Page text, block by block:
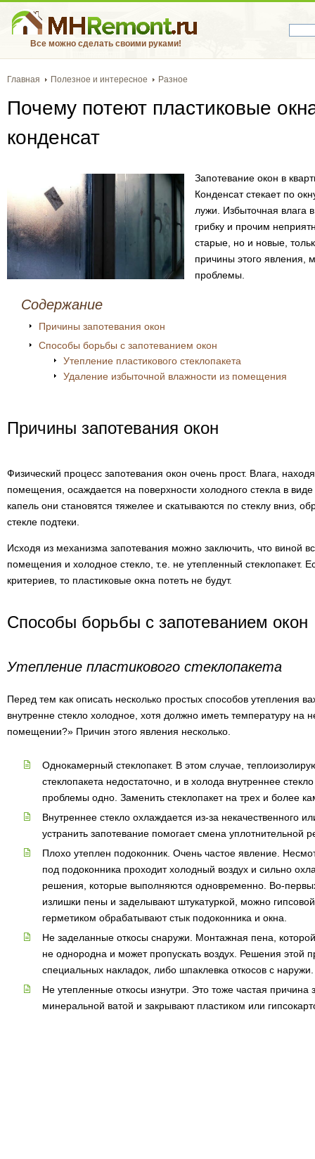
Все можно сделать своими руками!
Главная Полезное и интересное Разное
Почему потеют пластиковые
конденсат
Запотевание окон в
Конденсат стекает по
лужи. Избыточная влага
грибку и прочим
старые, но и новые,
причины этого явления,
проблемы.
Содержание
Причины запотевания окон
Способы борьбы с запотеванием окон
Утепление пластикового стеклопакета
Удаление избыточной влажности из помещения
Причины запотевания окон
Физический процесс запотевания окон очень прост. Влага,
помещения, осаждается на поверхности холодного стекла в
капель они становятся тяжелее и скатываются по стеклу вниз,
стекле подтеки.
Исходя из механизма запотевания можно заключить, что виной
помещения и холодное стекло, т.е. не утепленный стеклопакет.
критериев, то пластиковые окна потеть не будут.
Способы борьбы с запотеванием окон
Утепление пластикового стеклопакета
Перед тем как описать несколько простых способов утепления
внутренне стекло холодное, хотя должно иметь температуру на
помещении?» Причин этого явления несколько.
Однокамерный стеклопакет. В этом случае,
стеклопакета недостаточно, и в холода внутреннее
проблемы одно. Заменить стеклопакет на трех и более
Внутреннее стекло охлаждается из-за некачественного
устранить запотевание помогает смена уплотнительной
Плохо утеплен подоконник. Очень частое явление.
под подоконника проходит холодный воздух и сильно
решения, которые выполняются одновременно. Во-
излишки пены и заделывают штукатуркой, можно
герметиком обрабатывают стык подоконника и окна.
Не заделанные откосы снаружи. Монтажная пена,
не однородна и может пропускать воздух. Решения этой
специальных накладок, либо шпаклевка откосов с наружи.
Не утепленные откосы изнутри. Это тоже частая причина
минеральной ватой и закрывают пластиком или